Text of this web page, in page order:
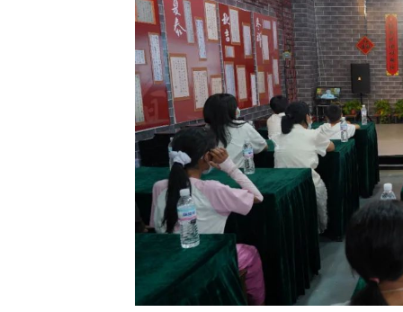
传递法律温度